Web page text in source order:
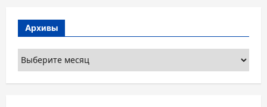
Архивы
Архивы